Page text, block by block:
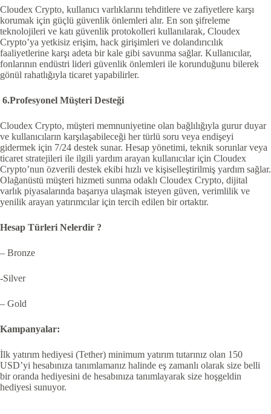
Cloudex Crypto, kullanıcı varlıklarını tehditlere ve zafiyetlere karşı
korumak için güçlü güvenlik önlemleri alır. En son şifreleme
teknolojileri ve katı güvenlik protokolleri kullanılarak, Cloudex
Crypto’ya yetkisiz erişim, hack girişimleri ve dolandırıcılık
faaliyetlerine karşı adeta bir kale gibi savunma sağlar. Kullanıcılar,
fonlarının endüstri lideri güvenlik önlemleri ile korunduğunu bilerek
gönül rahatlığıyla ticaret yapabilirler.
6.Profesyonel Müşteri Desteği
Cloudex Crypto, müşteri memnuniyetine olan bağlılığıyla gurur duyar
ve kullanıcıların karşılaşabileceği her türlü soru veya endişeyi
gidermek için 7/24 destek sunar. Hesap yönetimi, teknik sorunlar veya
ticaret stratejileri ile ilgili yardım arayan kullanıcılar için Cloudex
Crypto’nun özverili destek ekibi hızlı ve kişiselleştirilmiş yardım sağlar.
Olağanüstü müşteri hizmeti sunma odaklı Cloudex Crypto, dijital
varlık piyasalarında başarıya ulaşmak isteyen güven, verimlilik ve
yenilik arayan yatırımcılar için tercih edilen bir ortaktır.
Hesap Türleri Nelerdir ?
– Bronze
-Silver
– Gold
Kampanyalar:
İlk yatırım hediyesi (Tether) minimum yatırım tutarınız olan 150
USD’yi hesabınıza tanımlamanız halinde eş zamanlı olarak size belli
bir oranda hediyesini de hesabınıza tanımlayarak size hoşgeldin
hediyesi sunuyor.